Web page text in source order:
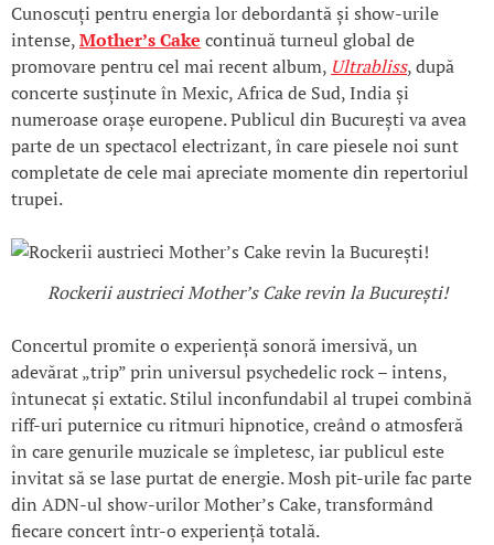
Cunoscuți pentru energia lor debordantă și show-urile
intense,Mother’s Cake continuă turneul global de
promovare pentru cel mai recent album, Ultrabliss, după
concerte susținute în Mexic, Africa de Sud, India și
numeroase orașe europene. Publicul din București va avea
parte de un spectacol electrizant, în care piesele noi sunt
completate de cele mai apreciate momente din repertoriul
trupei.
Rockerii austrieci Mother’s Cake revin la București!
Concertul promite o experiență sonoră imersivă, un
adevărat „trip” prin universul psychedelic rock – intens,
întunecat și extatic. Stilul inconfundabil al trupei combină
riff-uri puternice cu ritmuri hipnotice, creând o atmosferă
în care genurile muzicale se împletesc, iar publicul este
invitat să se lase purtat de energie. Mosh pit-urile fac parte
din ADN-ul show-urilor Mother’s Cake, transformând
fiecare concert într-o experiență totală.